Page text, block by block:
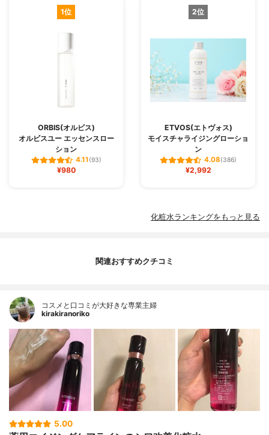
1位
ORBIS(オルビス)
オルビスユー エッセンスロー
ション
4.11(93)
¥980
2位
ETVOS(エトヴォス)
モイスチャライジングローショ
ン
4.08(386)
¥2,992
化粧水ランキングをもっと見る
関連おすすめクチコミ
コスメと口コミが大好きな専業主婦
kirakiranoriko
5.00